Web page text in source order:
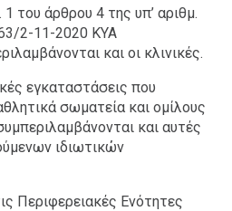
του άρθρου 4 της υπ’ αριθμ.
2-11-2020 ΚΥΑ
και οι κλινικές.
εγκαταστάσεις που
σωματεία και ομίλους
και αυτές
ιδιωτικών
Περιφερειακές Ενότητες